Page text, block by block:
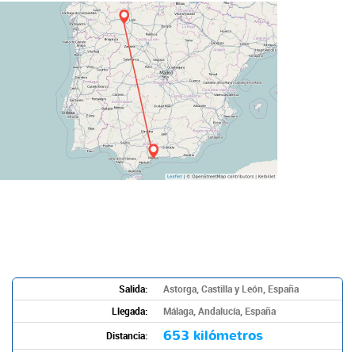
Salida:
Astorga, Castilla y León, España
Llegada:
Málaga, Andalucía, España
Distancia:
653 kilómetros